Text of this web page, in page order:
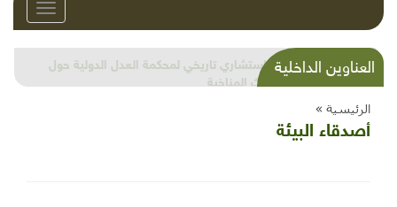
Toggle
العناوين الداخليةشذرات بيئية وتنموية...بنية تحتية وحلويات قبيحة
وحاكورة ونوبل وزيتون و"سيباط"
الرئيسية »
أصدقاء البيئة